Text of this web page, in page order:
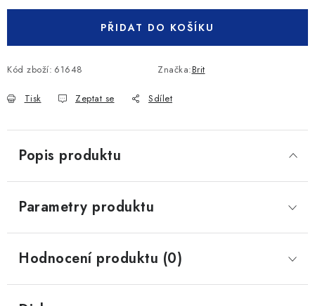
PŘIDAT DO KOŠÍKU
Kód zboží: 61648 Značka:Brit
Tisk Zeptat se Sdílet
Popis produktu
Parametry produktu
Hodnocení produktu (0)